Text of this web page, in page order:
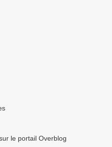
le portail Overblog